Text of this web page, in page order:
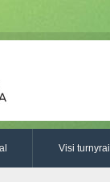
Visi turnyrai